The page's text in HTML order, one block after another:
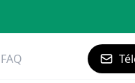
FAQ